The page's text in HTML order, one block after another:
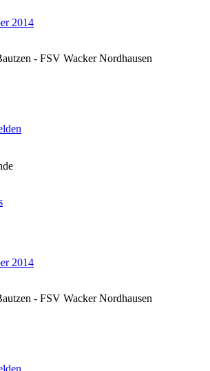
2014
- FSV Wacker Nordhausen
2014
- FSV Wacker Nordhausen